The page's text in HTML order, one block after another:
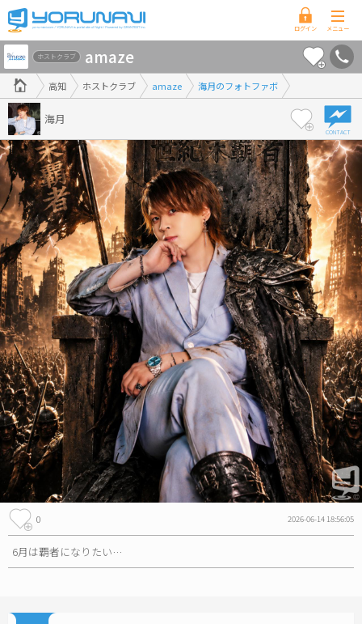
高
知
県
版
高知 ホストクラブ amaze 海月のフォトファボ
ホストクラブ amaze
海月
0 2026-06-14 18:56:05
6月は覇者になりたい…